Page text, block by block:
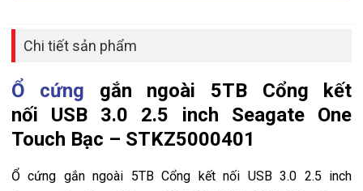
Chi tiết sản phẩm
Ổ cứng gắn ngoài 5TB Cổng kết
nối USB 3.0 2.5 inch Seagate One
Touch Bạc – STKZ5000401
Ổ cứng gắn ngoài 5TB Cổng kết nối USB 3.0 2.5 inch